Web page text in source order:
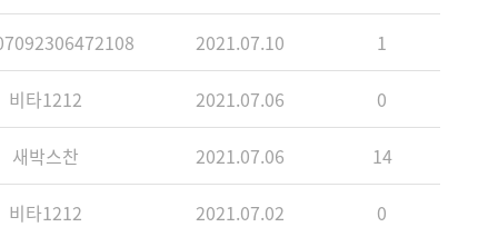
2021.07.10 1
비타1212 2021.07.06 0
새박스찬 2021.07.06 14
비타1212 2021.07.02 0